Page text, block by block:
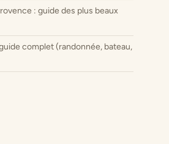
: guide des plus beaux
complet (randonnée, bateau,